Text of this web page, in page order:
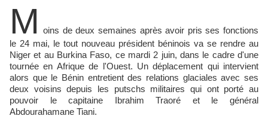
M
oins de deux semaines après avoir pris ses fonctions
le 24 mai, le tout nouveau président béninois va se rendre au
Niger et au Burkina Faso, ce mardi 2 juin, dans le cadre d'une
tournée en Afrique de l'Ouest. Un déplacement qui intervient
alors que le Bénin entretient des relations glaciales avec ses
deux voisins depuis les putschs militaires qui ont porté au
pouvoir le capitaine Ibrahim Traoré et le général
Abdourahamane Tiani.